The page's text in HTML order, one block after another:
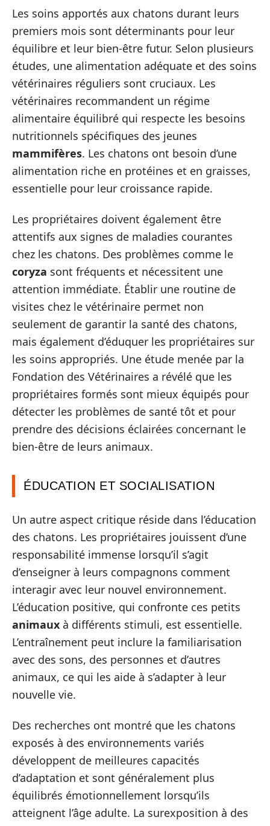
Les soins apportés aux chatons durant leurs
premiers mois sont déterminants pour leur
équilibre et leur bien-être futur. Selon plusieurs
études, une alimentation adéquate et des soins
vétérinaires réguliers sont cruciaux. Les
vétérinaires recommandent un régime
alimentaire équilibré qui respecte les besoins
nutritionnels spécifiques des jeunes
mammifères. Les chatons ont besoin d’une
alimentation riche en protéines et en graisses,
essentielle pour leur croissance rapide.
Les propriétaires doivent également être
attentifs aux signes de maladies courantes
chez les chatons. Des problèmes comme le
coryza sont fréquents et nécessitent une
attention immédiate. Établir une routine de
visites chez le vétérinaire permet non
seulement de garantir la santé des chatons,
mais également d’éduquer les propriétaires sur
les soins appropriés. Une étude menée par la
Fondation des Vétérinaires a révélé que les
propriétaires formés sont mieux équipés pour
détecter les problèmes de santé tôt et pour
prendre des décisions éclairées concernant le
bien-être de leurs animaux.
ÉDUCATION ET SOCIALISATION
Un autre aspect critique réside dans l’éducation
des chatons. Les propriétaires jouissent d’une
responsabilité immense lorsqu’il s’agit
d’enseigner à leurs compagnons comment
interagir avec leur nouvel environnement.
L’éducation positive, qui confronte ces petits
animaux à différents stimuli, est essentielle.
L’entraînement peut inclure la familiarisation
avec des sons, des personnes et d’autres
animaux, ce qui les aide à s’adapter à leur
nouvelle vie.
Des recherches ont montré que les chatons
exposés à des environnements variés
développent de meilleures capacités
d’adaptation et sont généralement plus
équilibrés émotionnellement lorsqu’ils
atteignent l’âge adulte. La surexposition à des